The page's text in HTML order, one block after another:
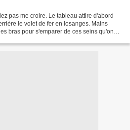
pas me croire. Le tableau attire d'abord
le volet de fer en losanges. Mains
bras pour s'emparer de ces seins qu'on